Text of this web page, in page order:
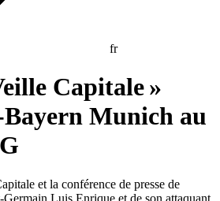
fr
Capitale »
Munich au
et la conférence de presse de
Luis Enrique et de son attaquant